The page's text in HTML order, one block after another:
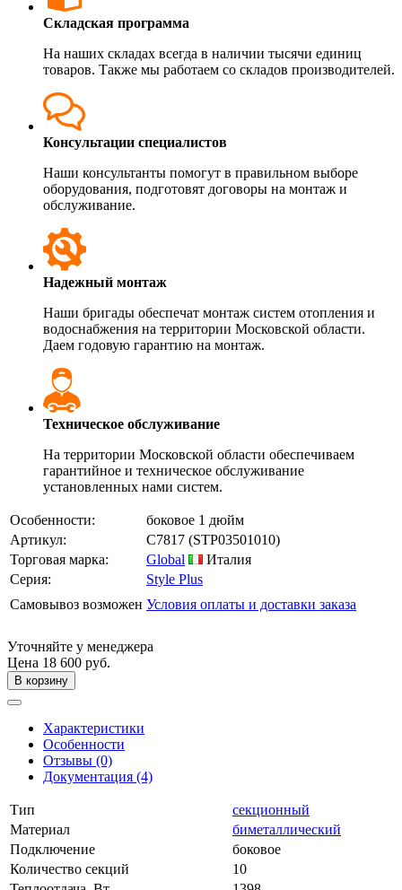
Складская программа
На наших складах всегда в наличии тысячи единиц
товаров. Также мы работаем со складов производителей.
Консультации специалистов
Наши консультанты помогут в правильном выборе
оборудования, подготовят договоры на монтаж и
обслуживание.
Надежный монтаж
Наши бригады обеспечат монтаж систем отопления и
водоснабжения на территории Московской области.
Даем годовую гарантию на монтаж.
Техническое обслуживание
На территории Московской области обеспечиваем
гарантийное и техническое обслуживание
установленных нами систем.
Особенности:
боковое 1 дюйм
Артикул:
C7817 (STP03501010)
Торговая марка:
Global
Италия
Серия:
Style Plus
Самовывоз возможен Условия оплаты и доставки заказа
Уточняйте у менеджера
Цена 18 600 руб.
В корзину
Характеристики
Особенности
Отзывы (0)
Документация (4)
Тип
секционный
Материал
биметаллический
Подключение
боковое
Количество секций
10